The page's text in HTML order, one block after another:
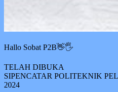
Hallo Sobat P2B👋🖐
TELAH DIBUKA
SIPENCATAR POLITEKNIK
2024